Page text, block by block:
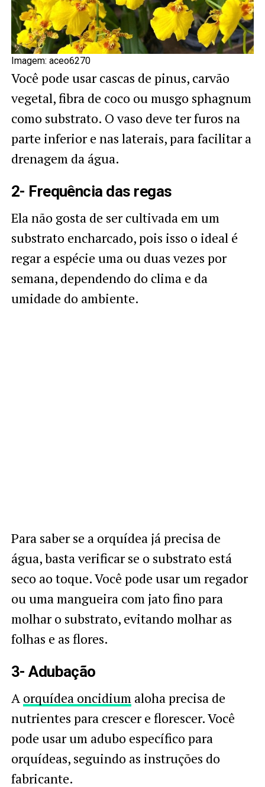
Imagem: aceo6270
Você pode usar cascas de pinus, carvão
vegetal, fibra de coco ou musgo sphagnum
como substrato. O vaso deve ter furos na
parte inferior e nas laterais, para facilitar a
drenagem da água.
2- Frequência das regas
Ela não gosta de ser cultivada em um
substrato encharcado, pois isso o ideal é
regar a espécie uma ou duas vezes por
semana, dependendo do clima e da
umidade do ambiente.
Para saber se a orquídea já precisa de
água, basta verificar se o substrato está
seco ao toque. Você pode usar um regador
ou uma mangueira com jato fino para
molhar o substrato, evitando molhar as
folhas e as flores.
3- Adubação
A orquídea oncidiumaloha precisa de
nutrientes para crescer e florescer. Você
pode usar um adubo específico para
orquídeas, seguindo as instruções do
fabricante.